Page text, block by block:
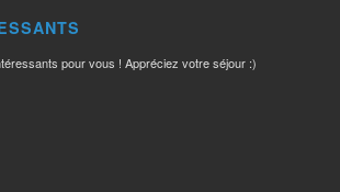
pour vous ! Appréciez votre séjour :)